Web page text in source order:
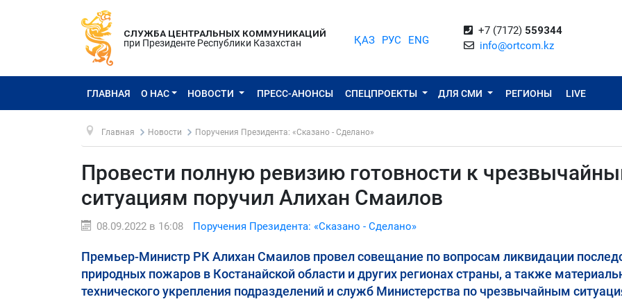
СЛУЖБА ЦЕНТРАЛЬНЫХ КОММУНИКАЦИЙ
при Президенте Республики Казахстан
ҚАЗ РУС ENG
+7 (7172) 559344
info@ortcom.kz
ГЛАВНАЯ О НАС НОВОСТИ ПРЕСС-АНОНСЫ СПЕЦПРОЕКТЫ ДЛЯ СМИ РЕГИОНЫ LIVE
Главная Новости Поручения Президента: «Сказано - Сделано»
Провести полную ревизию готовности к
ситуациям поручил Алихан Смаилов
08.09.2022 в 16:08 Поручения Президента: «Сказано - Сделано»
Премьер-Министр РК Алихан Смаилов провел совещание по вопросам ликвидации
природных пожаров в Костанайской области и других регионах страны, а также
технического укрепления подразделений и служб Министерства по чрезвычайным